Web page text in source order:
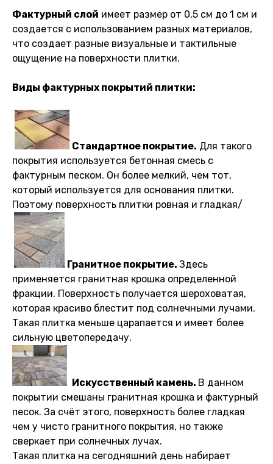
Фактурный слой имеет размер от 0,5 см до 1 см и
создается с использованием разных материалов,
что создает разные визуальные и тактильные
ощущение на поверхности плитки.
Виды фактурных покрытий плитки:
Стандартное покрытие. Для такого
покрытия используется бетонная смесь с
фактурным песком. Он более мелкий, чем тот,
который используется для основания плитки.
Поэтому поверхность плитки ровная и гладкая/
Гранитное покрытие. Здесь
применяется гранитная крошка определенной
фракции. Поверхность получается шероховатая,
которая красиво блестит под солнечными лучами.
Такая плитка меньше царапается и имеет более
сильную цветопередачу.
Искусственный камень. В данном
покрытии смешаны гранитная крошка и фактурный
песок. За счёт этого, поверхность более гладкая
чем у чисто гранитного покрытия, но также
сверкает при солнечных лучах.
Такая плитка на сегодняшний день набирает